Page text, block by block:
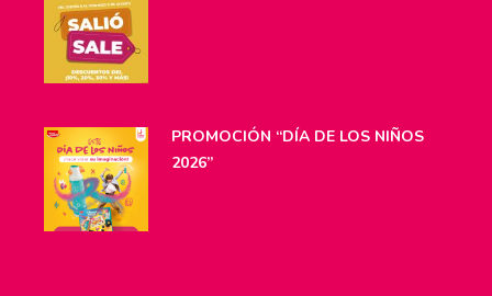
PROMOCIÓN “DÍA DE LOS NIÑOS
2026”